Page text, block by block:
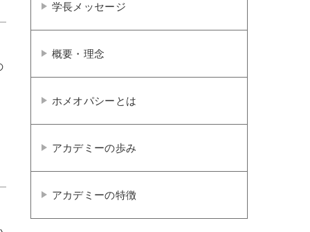
学長メッセージ
概要・理念
ホメオパシーとは
アカデミーの歩み
アカデミーの特徴